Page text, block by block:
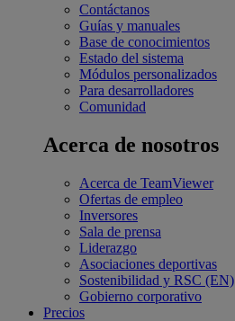
Contáctanos
Guías y manuales
Base de conocimientos
Estado del sistema
Módulos personalizados
Para desarrolladores
Comunidad
Acerca de nosotros
Acerca de TeamViewer
Ofertas de empleo
Inversores
Sala de prensa
Liderazgo
Asociaciones deportivas
Sostenibilidad y RSC (EN)
Gobierno corporativo
Precios